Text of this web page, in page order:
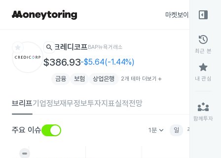
마켓보이스
star search 크레디코프BAP뉴욕거래소
$386.93-$5.64(-1.44%)
금융 보험 상업은행 2개 테마 더보기 add
브리프기업정보재무정보투자지표실적전망
주요 이슈 1분keyboard_arrow_down 일 주
right_panel_open
history
최근 본
star
내 관심
partner_exchange
함께투자